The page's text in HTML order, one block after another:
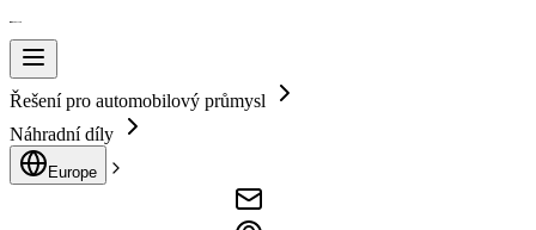
Řešení pro automobilový průmysl
Náhradní díly
Europe